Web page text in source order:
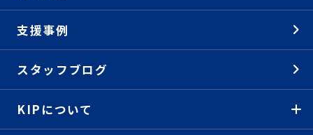
支援事例
スタッフブログ
KIPについて